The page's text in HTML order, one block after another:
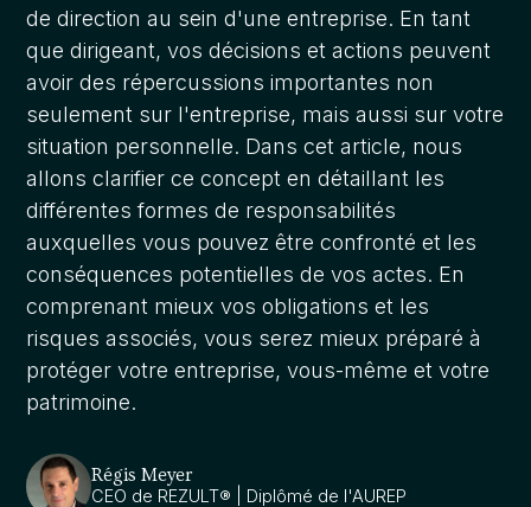
de direction au sein d'une entreprise. En tant
que dirigeant, vos décisions et actions peuvent
avoir des répercussions importantes non
seulement sur l'entreprise, mais aussi sur votre
situation personnelle. Dans cet article, nous
allons clarifier ce concept en détaillant les
différentes formes de responsabilités
auxquelles vous pouvez être confronté et les
conséquences potentielles de vos actes. En
comprenant mieux vos obligations et les
risques associés, vous serez mieux préparé à
protéger votre entreprise, vous-même et votre
patrimoine.
Régis Meyer
CEO de REZULT® | Diplômé de l'AUREP